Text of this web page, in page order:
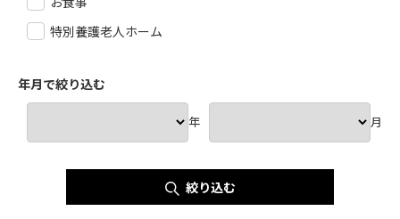
特別養護老人ホーム
年月で絞り込む
年 月
絞り込む